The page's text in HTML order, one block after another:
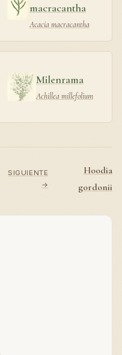
macracantha
Acacia macracantha
Milenrama
Achillea millefolium
SIGUIENTE
→
Hoodia
gordonii